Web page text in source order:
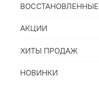
ВОССТАНОВЛЕННЫЕ
АКЦИИ
ХИТЫ ПРОДАЖ
НОВИНКИ